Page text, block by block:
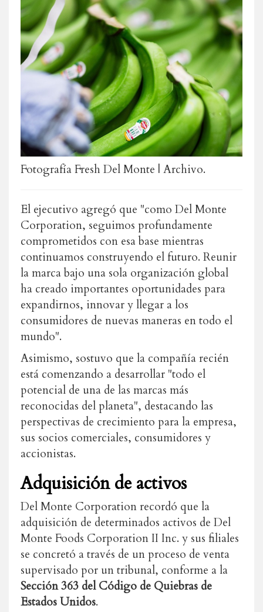
Fotografía Fresh Del Monte | Archivo.
El ejecutivo agregó que "como Del Monte
Corporation, seguimos profundamente
comprometidos con esa base mientras
continuamos construyendo el futuro. Reunir
la marca bajo una sola organización global
ha creado importantes oportunidades para
expandirnos, innovar y llegar a los
consumidores de nuevas maneras en todo el
mundo".
Asimismo, sostuvo que la compañía recién
está comenzando a desarrollar "todo el
potencial de una de las marcas más
reconocidas del planeta", destacando las
perspectivas de crecimiento para la empresa,
sus socios comerciales, consumidores y
accionistas.
Adquisición de activos
Del Monte Corporation recordó que la
adquisición de determinados activos de Del
Monte Foods Corporation II Inc. y sus filiales
se concretó a través de un proceso de venta
supervisado por un tribunal, conforme a la
Sección 363 del Código de Quiebras de
Estados Unidos.